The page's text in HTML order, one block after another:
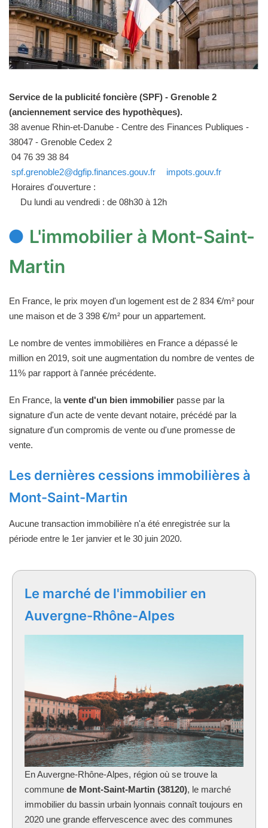
Service de la publicité foncière (SPF) - Grenoble 2
(anciennement service des hypothèques).
38 avenue Rhin-et-Danube - Centre des Finances Publiques -
38047 - Grenoble Cedex 2
04 76 39 38 84
spf.grenoble2@dgfip.finances.gouv.fr
impots.gouv.fr
Horaires d'ouverture :
Du lundi au vendredi : de 08h30 à 12h
L'immobilier à Mont-Saint-
Martin
En France, le prix moyen d'un logement est de 2 834 €/m² pour
une maison et de 3 398 €/m² pour un appartement.
Le nombre de ventes immobilières en France a dépassé le
million en 2019, soit une augmentation du nombre de ventes de
11% par rapport à l'année précédente.
En France, la vente d'un bien immobilier passe par la
signature d'un acte de vente devant notaire, précédé par la
signature d'un compromis de vente ou d'une promesse de
vente.
Les dernières cessions immobilières à
Mont-Saint-Martin
Aucune transaction immobilière n'a été enregistrée sur la
période entre le 1er janvier et le 30 juin 2020.
Le marché de l'immobilier en
Auvergne-Rhône-Alpes
En Auvergne-Rhône-Alpes, région où se trouve la
commune de Mont-Saint-Martin (38120), le marché
immobilier du bassin urbain lyonnais connaît toujours en
2020 une grande effervescence avec des communes